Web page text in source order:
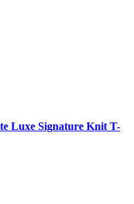
Luxe Signature Knit T-